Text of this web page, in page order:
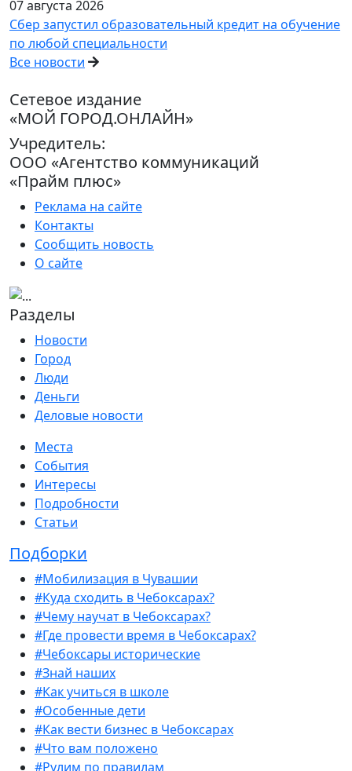
07 августа 2026
Сбер запустил образовательный кредит на обучение
по любой специальности
Все новости
Сетевое издание
«МОЙ ГОРОД.ОНЛАЙН»
Учредитель:
ООО «Агентство коммуникаций
«Прайм плюс»
Реклама на сайте
Контакты
Сообщить новость
О сайте
Разделы
Новости
Город
Люди
Деньги
Деловые новости
Места
События
Интересы
Подробности
Статьи
Подборки
#Мобилизация в Чувашии
#Куда сходить в Чебоксарах?
#Чему научат в Чебоксарах?
#Где провести время в Чебоксарах?
#Чебоксары исторические
#Знай наших
#Как учиться в школе
#Особенные дети
#Как вести бизнес в Чебоксарах
#Что вам положено
#Рулим по правилам